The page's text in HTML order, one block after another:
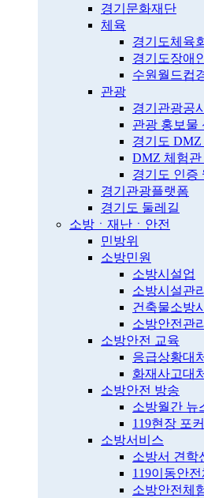
경기문화재단
체육
경기도체육회
경기도장애
수원월드컵
관광
경기관광공
관광 홍보물
경기도 DMZ
DMZ 체험관
경기도 인증
경기관광플랫폼
경기도 둘레길
소방ㆍ재난ㆍ안전
민방위
소방민원
소방시설업
소방시설관
건축물소방
소방안전관
소방안전 교육
응급상황대
화재사고대
소방안전 방송
소방월간 뉴
119현장 포
소방서비스
소방서 견학
119이동안
소방안전체